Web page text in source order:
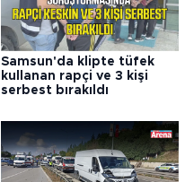
Samsun'da klipte tüfek
kullanan rapçi ve 3 kişi
serbest bırakıldı